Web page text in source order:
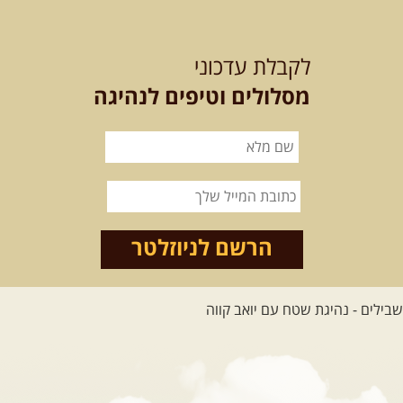
האם אתם מחפשים חוויה מיוחדת
בטבע? מחפשים חוויה שתעניק לכם ...
שישי- ממרומי
הגליל העליון למורדות הירדן
נצא מג'ש שבמורדות הר מירון, נמשיך
לאורך נחל דישון ונעצור ...[המשך]
לכל הטיולים
לקבלת עדכוני
מסלולים וטיפים לנהיגה
הרשם לניוזלטר